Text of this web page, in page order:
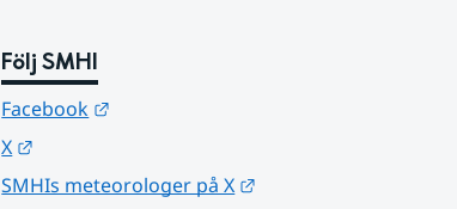
Följ SMHI
Facebook
X
SMHIs meteorologer på X